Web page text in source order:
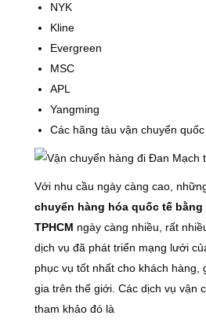
NYK
Kline
Evergreen
MSC
APL
Yangming
Các hãng tàu vận chuyển
Với nhu cầu ngày càng cao,
chuyển hàng hóa quốc tế
TPHCM ngày càng nhiều, rất
dịch vụ đã phát triển mạng lưới
phục vụ tốt nhất cho khách hàng,
gia trên thế giới. Các dịch vụ vận
tham khảo đó là